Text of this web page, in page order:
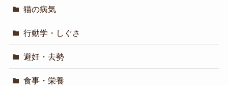
猫の病気
行動学・しぐさ
避妊・去勢
食事・栄養